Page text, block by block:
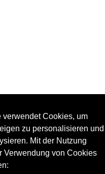
verwendet Cookies, um
zu personalisieren und
Mit der Nutzung
Verwendung von Cookies